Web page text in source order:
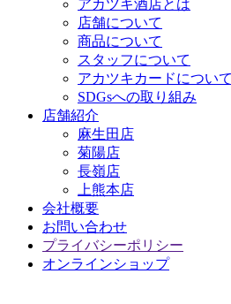
アカツキ酒店とは
店舗について
商品について
スタッフについて
アカツキカードについて
SDGsへの取り組み
店舗紹介
麻生田店
菊陽店
長嶺店
上熊本店
会社概要
お問い合わせ
プライバシーポリシー
オンラインショップ